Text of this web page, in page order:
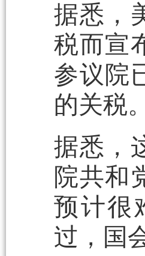
据悉，
税而宣
参议院
的关税。
据悉，
院共和
预计很
过，国